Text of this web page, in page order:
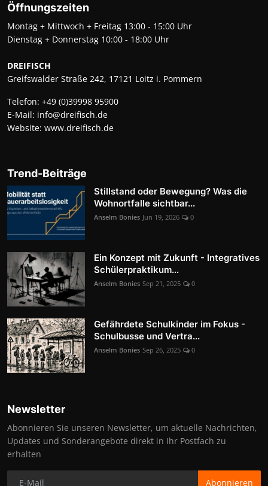
Öffnungszeiten
Montag + Mittwoch + Freitag 13:00 - 15:00 Uhr
Dienstag + Donnerstag 10:00 - 18:00 Uhr
DREIFISCH
Greifswalder Straße 242, 17121 Loitz i. Pommern
Telefon: +49 (0)39998 95900
E-Mail: info@dreifisch.de
Website: www.dreifisch.de
Trend-Beiträge
Stillstand oder Bewegung? Was die
Wohnortfalle sichtbar...
Anselm Bonies Jun 19, 2026 0
Ein Konzept mit Zukunft - Integratives
Schülerpraktikum...
Anselm Bonies Sep 21, 2025 0
Gefährdete Schulkinder im Fokus -
Schulbusse und Vertra...
Anselm Bonies Sep 26, 2025 0
Newsletter
Abonnieren Sie unseren Newsletter, um aktuelle Nachrichten,
Updates und Sonderangebote direkt in Ihr Postfach zu
erhalten
Abonnieren